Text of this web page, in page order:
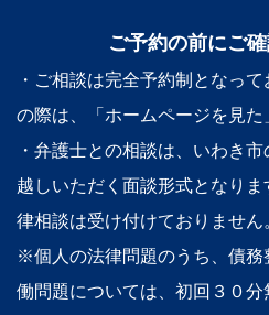
ご予約の前にご確
・ご相談は完全予約制となっ
の際は、「ホームページを見た
・弁護士との相談は、いわき
越しいただく面談形式となり
律相談は受け付けておりません
※個人の法律問題のうち、債務
働問題については、初回３０分